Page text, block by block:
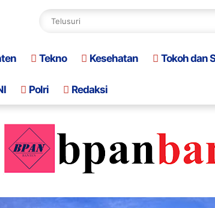
Tekno Kesehatan Tokoh dan
Polri Redaksi